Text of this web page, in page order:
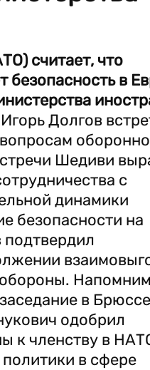
считает, что
безопасность в
Долгов
Шедиви
с
динамики
безопасности на
в
одобрил
к членству в
в сфере